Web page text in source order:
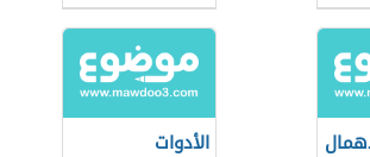
السموم
الأدوات